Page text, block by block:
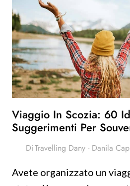
Viaggio In Scozia: 60
Suggerimenti Per
DiTravelling Dany - Danila
Avete organizzato un